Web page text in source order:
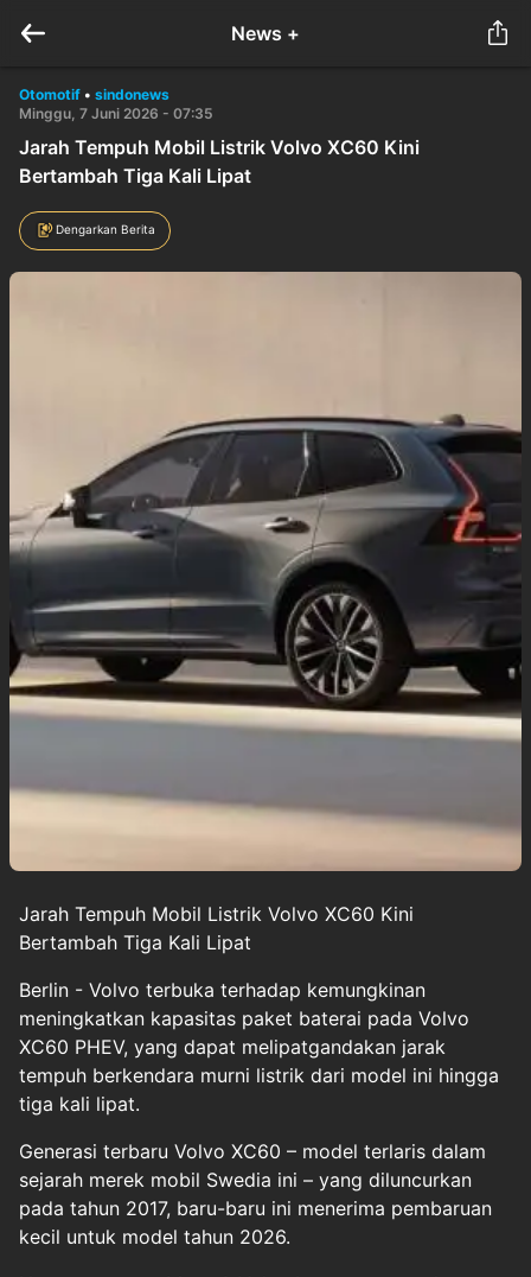
News +
Otomotif • sindonews
Minggu, 7 Juni 2026 - 07:35
Jarah Tempuh Mobil Listrik Volvo XC60 Kini
Bertambah Tiga Kali Lipat
Dengarkan Berita
Jarah Tempuh Mobil Listrik Volvo XC60 Kini
Bertambah Tiga Kali Lipat
Berlin - Volvo terbuka terhadap kemungkinan
meningkatkan kapasitas paket baterai pada Volvo
XC60 PHEV, yang dapat melipatgandakan jarak
tempuh berkendara murni listrik dari model ini hingga
tiga kali lipat.
Generasi terbaru Volvo XC60 – model terlaris dalam
sejarah merek mobil Swedia ini – yang diluncurkan
pada tahun 2017, baru-baru ini menerima pembaruan
kecil untuk model tahun 2026.